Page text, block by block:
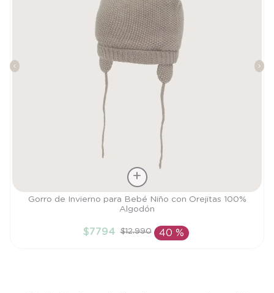
Talla
AÑADIR AL CARRITO
Gorro de Invierno para Bebé Niño con Orejitas 100%
Algodón
$7794 $12.990 40 %